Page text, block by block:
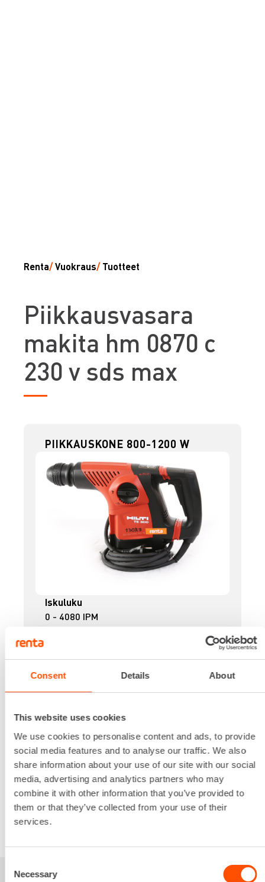
Consent Details About
This website uses cookies
We use cookies to personalise content and ads, to provide
social media features and to analyse our traffic. We also
share information about your use of our site with our social
media, advertising and analytics partners who may
combine it with other information that you’ve provided to
them or that they’ve collected from your use of their
services.
Selection
Necessary
Renta/Vuokraus/ Tuotteet
Piikkausvasara
makita hm 0870 c
230 v sds max
PIIKKAUSKONE 800-1200 W
Iskuluku
0 - 4080 IPM
Iskuvoima
Kiinnitys
SDS PLUS
Paino
24,81 €/ pv
Seuraavat pv 19,85 €/ pv
Kuukausi 295,47 €/ kk
Alv 0 %